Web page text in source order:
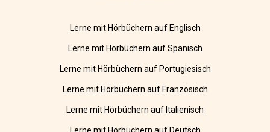
Lerne mit Hörbüchern auf Englisch
Lerne mit Hörbüchern auf Spanisch
Lerne mit Hörbüchern auf Portugiesisch
Lerne mit Hörbüchern auf Französisch
Lerne mit Hörbüchern auf Italienisch